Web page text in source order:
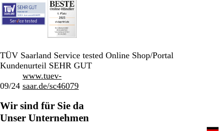
TÜV Saarland Service tested Online Shop/Portal
Kundenurteil SEHR GUT
09/24
www.tuev-
saar.de/sc46079
Wir sind für Sie da
Unser Unternehmen